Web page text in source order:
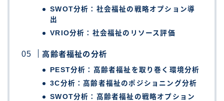
SWOT分析：社会福祉の戦略オプション導
出
VRIO分析：社会福祉のリソース評価
高齢者福祉の分析
PEST分析：高齢者福祉を取り巻く環境分析
3C分析：高齢者福祉のポジショニング分析
SWOT分析：高齢者福祉の戦略オプション